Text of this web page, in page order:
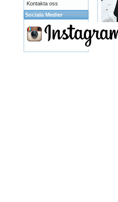
Kontakta oss
Sociala Medier